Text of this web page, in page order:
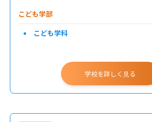
こども学部
こども学科
学校を詳しく見る